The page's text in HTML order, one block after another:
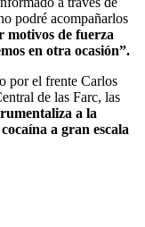
podré acompañarlos
motivos de fuerza
en otra ocasión”.
por el frente Carlos
de las Farc, las
a la
a gran escala